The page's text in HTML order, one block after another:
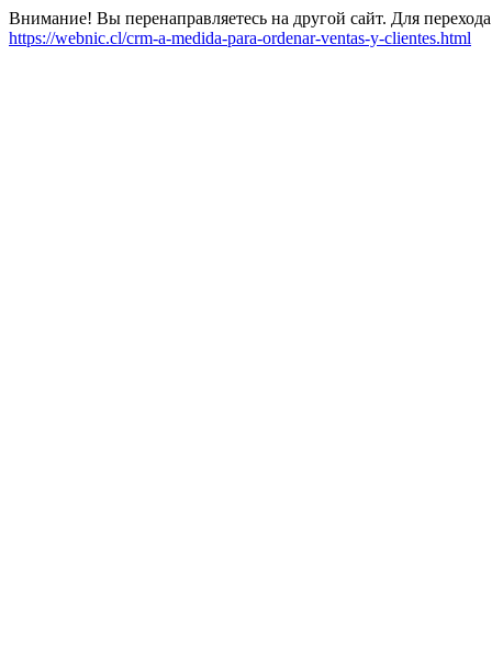
Внимание! Вы перенаправляетесь на другой сайт. Для
https://webnic.cl/crm-a-medida-para-ordenar-ventas-y-clientes.html